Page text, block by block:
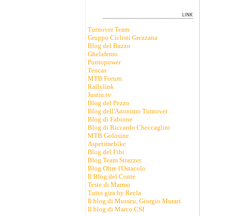
Turnover Team
Gruppo Ciclisti Grezzana
Blog del Bazzo
Ghelafemo
Puntopower
Tencas
MTB Forum
Rallylink
Justin.tv
Blog del Pezzo
Blog dell'Anonimo Turnover
Blog di Fabione
Blog di Riccardo Checcaglini
MTB Golosine
Aspetimebike
Blog del Fibi
Blog Team Strazzer
Blog Oltre l'Ostacolo
Il Blog del Conte
Teste di Marmo
Tutto gira by Recla
Il blog di Musseu, Giorgio Murari
Il blog di Marco CSI